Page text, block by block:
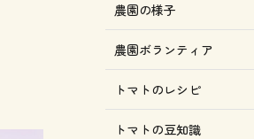
農園の様子
農園ボランティア
トマトのレシピ
トマトの豆知識